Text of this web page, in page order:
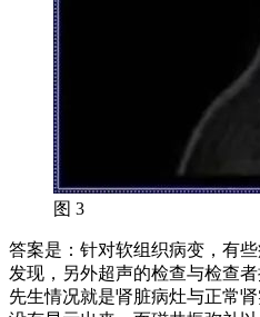
图 3
答案是：针对软组织病变，有
发现，另外超声的检查与检查
先生情况就是肾脏病灶与正常